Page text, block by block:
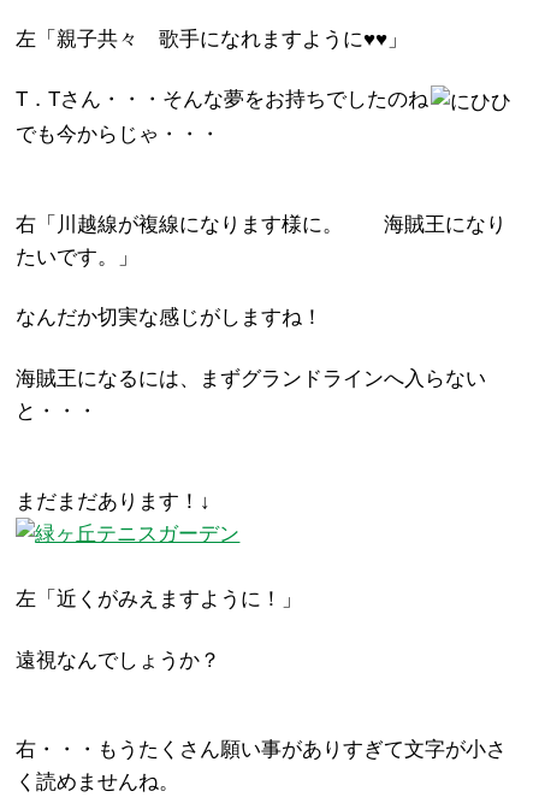
左「親子共々 歌手になれますように♥♥」
T．Tさん・・・そんな夢をお持ちでしたのね
でも今からじゃ・・・
右「川越線が複線になります様に。 海賊王になり
たいです。」
なんだか切実な感じがしますね！
海賊王になるには、まずグランドラインへ入らない
と・・・
まだまだあります！↓
左「近くがみえますように！」
遠視なんでしょうか？
右・・・もうたくさん願い事がありすぎて文字が小さ
く読めませんね。